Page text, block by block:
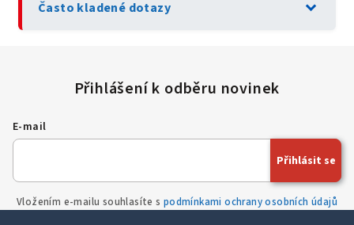
Často kladené dotazy expand_more
E-mail
Vložením e-mailu souhlasíte s podmínkami ochrany osobních údajů
Přihlásit se